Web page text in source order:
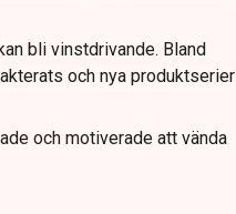
bli vinstdrivande. Bland
och nya produktserier
och motiverade att vända